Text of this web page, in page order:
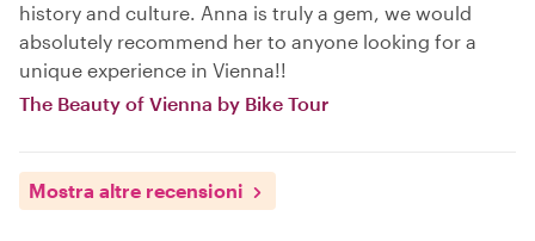
history and culture. Anna is truly a gem, we would
absolutely recommend her to anyone looking for a
unique experience in Vienna!!
The Beauty of Vienna by Bike Tour
Mostra altre recensioni